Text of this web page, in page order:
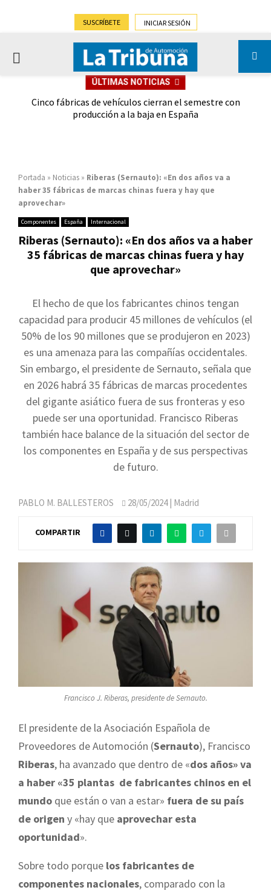
SUSCRÍBETE INICIAR SESIÓN
PRIMARY
ÚLTIMAS NOTICIAS
Cinco fábricas de vehículos cierran el semestre con
producción a la baja en España
Portada » Noticias » Riberas (Sernauto): «En dos años va a
haber 35 fábricas de marcas chinas fuera y hay que
aprovechar»
Componentes España Internacional
Riberas (Sernauto): «En dos años va a haber
35 fábricas de marcas chinas fuera y hay
que aprovechar»
El hecho de que los fabricantes chinos tengan
capacidad para producir 45 millones de vehículos (el
50% de los 90 millones que se produjeron en 2023)
es una amenaza para las compañías occidentales.
Sin embargo, el presidente de Sernauto, señala que
en 2026 habrá 35 fábricas de marcas procedentes
del gigante asiático fuera de sus fronteras y eso
puede ser una oportunidad. Francisco Riberas
también hace balance de la situación del sector de
los componentes en España y de sus perspectivas
de futuro.
PABLO M. BALLESTEROS 28/05/2024| Madrid
COMPARTIR
Francisco J. Riberas, presidente de Sernauto.
El presidente de la Asociación Española de
Proveedores de Automoción (Sernauto), Francisco
Riberas, ha avanzado que dentro de «dos años» va
a haber «35 plantas de fabricantes chinos en el
mundo que están o van a estar» fuera de su país
de origen y «hay que aprovechar esta
oportunidad».
Sobre todo porque los fabricantes de
componentes nacionales, comparado con la